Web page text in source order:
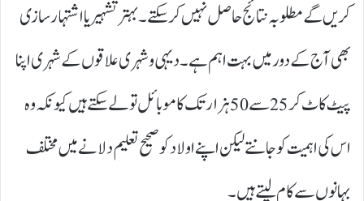
کریں گے مطلوبہ نتائج حاصل نہیں کر سکتے۔ بہتر تشہیر یا اشتہار سازی
بھی آج کے دور میں بہت اہم ہے۔ دیہی و شہری علاقوں کے شہری اپنا
پیٹ کاٹ کر 25سے 50ہزار تک کا موبائل تو لے سکتے ہیں کیونکہ وہ
اس کی اہمیت کو جانتے لیکن اپنے اولاد کو صحیح تعلیم دلانے میں مختلف
بہانوں سے کام لیتے ہیں۔